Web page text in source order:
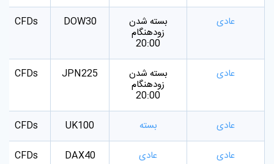
CFDs DOW30 بسته شدن
زودهنگام
20:00
عادی
CFDs JPN225 بسته شدن
زودهنگام
20:00
عادی
CFDs UK100 بسته
عادی
CFDs
DAX40 عادی
عادی